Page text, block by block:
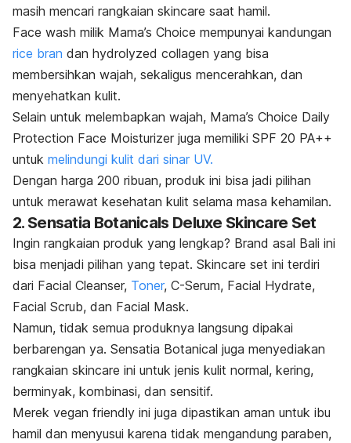
masih mencari rangkaian skincare saat hamil.
Face wash milik Mama’s Choice mempunyai kandungan
rice bran dan hydrolyzed collagen yang bisa
membersihkan wajah, sekaligus mencerahkan, dan
menyehatkan kulit.
Selain untuk melembapkan wajah, Mama’s Choice Daily
Protection Face Moisturizer juga memiliki SPF 20 PA++
untuk melindungi kulit dari sinar UV.
Dengan harga 200 ribuan, produk ini bisa jadi pilihan
untuk merawat kesehatan kulit selama masa kehamilan.
2. Sensatia Botanicals Deluxe Skincare Set
Ingin rangkaian produk yang lengkap? Brand asal Bali ini
bisa menjadi pilihan yang tepat. Skincare set ini terdiri
dari Facial Cleanser, Toner, C-Serum, Facial Hydrate,
Facial Scrub, dan Facial Mask.
Namun, tidak semua produknya langsung dipakai
berbarengan ya. Sensatia Botanical juga menyediakan
rangkaian skincare ini untuk jenis kulit normal, kering,
berminyak, kombinasi, dan sensitif.
Merek vegan friendly ini juga dipastikan aman untuk ibu
hamil dan menyusui karena tidak mengandung paraben,